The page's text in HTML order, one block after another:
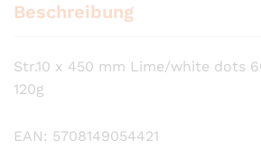
Beschreibung
Str.10 x 450 mm Lime/white dots
120g
EAN: 5708149054421